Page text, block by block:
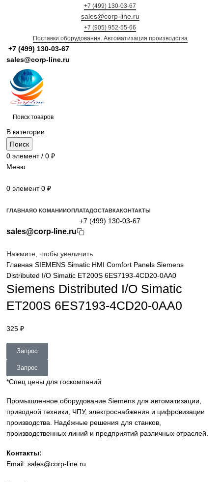
+7 (499) 130-03-67
sales@corp-line.ru
+7 (905) 952-55-66
Поставки оборудования. Автоматизация производства
+7 (499) 130-03-67
sales@corp-line.ru
В категории
Поиск
Меню
0элемент 0₽
Просмотр категорий
+7 (499) 130-03-67
sales@corp-line.ru
Нажмите, чтобы увеличить
ГлавнаяSIEMENSSimatic HMIComfort PanelsSiemens
Siemens Distributed I/O Simatic
ET200S 6ES7193-4CD20-0AA0
Запрос
Запрос
*Спец цены для госкомпаний
Промышленное оборудование Siemens для
приводной техники, ЧПУ, электроснабжения и